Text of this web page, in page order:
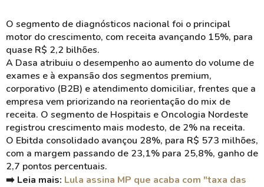
O segmento de diagnósticos nacional foi o principal
motor do crescimento, com receita avançando 15%, para
quase R$ 2,2 bilhões.
A Dasa atribuiu o desempenho ao aumento do volume de
exames e à expansão dos segmentos premium,
corporativo (B2B) e atendimento domiciliar, frentes que a
empresa vem priorizando na reorientação do mix de
receita. O segmento de Hospitais e Oncologia Nordeste
registrou crescimento mais modesto, de 2% na receita.
O Ebitda consolidado avançou 28%, para R$ 573 milhões,
com a margem passando de 23,1% para 25,8%, ganho de
2,7 pontos percentuais.
➡️ Leia mais: Lula assina MP que acaba com "taxa das